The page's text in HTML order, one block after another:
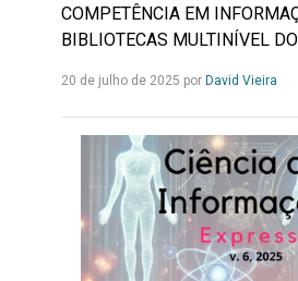
COMPETÊNCIA EM
BIBLIOTECAS MULTINÍVEL
20 de julho de 2025 por David VieiraLeia